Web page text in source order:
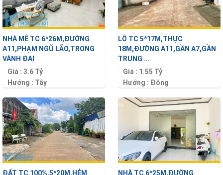
LÔ TC 5*17M,THỰC
18M,ĐƯỜNG A11,GẦN A7,GẦN
TRUNG ...
Giá : 1.55 Tỷ
Hướng : Đông
NHÀ MÊ TC 6*26M,ĐƯỜNG
A11,PHẠM NGŨ LÃO,TRONG
VÀNH ĐAI
Giá : 3.6 Tỷ
Hướng : Tây
NHÀ TC 6*25M,ĐƯỜNG
ĐẤT TC 100%,5*20M,HẺM